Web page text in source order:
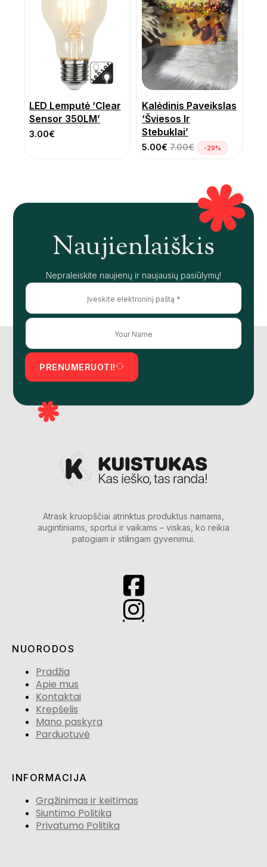
LED Lemputė ‘Clear
Sensor 350LM’
3.00€
Kalėdinis Paveikslas
‘Šviesos Ir
Stebuklai’
5.00€ 7.00€ -29%
Naujienlaiškis
Nepraleiskite naujienų ir naujausių pasiūlymų!
PRENUMERUOTI!
Atrask kruopščiai atrinktus produktus namams,
augintiniams, sportui ir vaikams – viskas, ko reikia
patogiam ir stilingam gyvenimui.
NUORODOS
Pradžia
Apie mus
Kontaktai
Krepšelis
Mano paskyra
Parduotuvė
INFORMACIJA
Grąžinimas ir keitimas
Siuntimo Politika
Privatumo Politika